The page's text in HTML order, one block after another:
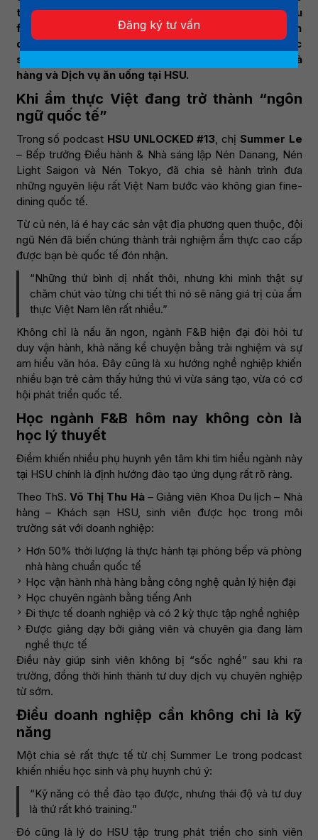
trong khách sạn 5 sao, resort quốc tế, thương hiệu
fine-dining, chuỗi F&B hoặc tự xây dựng mô hình kinh
doanh riêng. Và đó cũng là lý do ngày càng nhiều học
sinh Gen Z bắt đầu quan tâm đến ngành Quản trị Nhà
hàng và Dịch vụ ăn uống tại HSU.
Khi ẩm thực Việt đang trở thành “ngôn
ngữ quốc tế”
Trong số podcast HSU UNLOCKED #13, chị Summer Le
– Bếp trưởng Điều hành & Nhà sáng lập Nén Danang, Nén
Light Saigon và Nén Tokyo, đã chia sẻ hành trình đưa
những nguyên liệu rất Việt Nam bước vào không gian fine-
dining quốc tế.
Từ củ nén, lá é hay các sản vật địa phương quen thuộc, đội
ngũ Nén đã biến chúng thành trải nghiệm ẩm thực cao cấp
được bạn bè quốc tế đón nhận.
“Những thứ bình dị nhất thôi, nhưng khi mình thật sự
chăm chút vào từng chi tiết thì nó sẽ nâng giá trị của ẩm
thực Việt Nam lên rất nhiều.”
Không chỉ là nấu ăn ngon, ngành F&B hiện đại đòi hỏi tư
duy vận hành, khả năng kể chuyện bằng trải nghiệm và sự
am hiểu văn hóa. Đây cũng là xu hướng nghề nghiệp khiến
nhiều bạn trẻ cảm thấy hứng thú vì vừa sáng tạo, vừa có cơ
hội phát triển quốc tế.
Học ngành F&B hôm nay không còn là
học lý thuyết
Điểm khiến nhiều phụ huynh yên tâm khi tìm hiểu ngành này
tại HSU chính là định hướng đào tạo ứng dụng rất rõ ràng.
Theo ThS. Võ Thị Thu Hà– Giảng viên Khoa Du lịch – Nhà
hàng – Khách sạn HSU, sinh viên được học trong môi
trường sát với doanh nghiệp:
Hơn 50% thời lượng là thực hành tại phòng bếp và phòng
nhà hàng chuẩn quốc tế
Học vận hành nhà hàng bằng công nghệ quản lý hiện đại
Học chuyên ngành bằng tiếng Anh
Đi thực tế doanh nghiệp và có 2 kỳ thực tập nghề nghiệp
Được giảng dạy bởi giảng viên và chuyên gia đang làm
nghề thực tế
Điều này giúp sinh viên không bị “sốc nghề” sau khi ra
trường, đồng thời hình thành tư duy dịch vụ chuyên nghiệp
từ sớm.
Điều doanh nghiệp cần không chỉ là kỹ
năng
Một chia sẻ rất thực tế từ chị Summer Le trong podcast
khiến nhiều học sinh và phụ huynh chú ý:
“Kỹ năng có thể đào tạo được, nhưng thái độ và tư duy
là thứ rất khó training.”
Đó cũng là lý do HSU tập trung phát triển cho sinh viên
Đăng ký tư vấn